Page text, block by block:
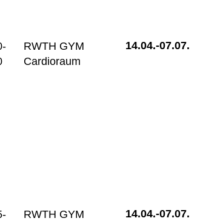
RWTH GYM
Cardioraum
14.04.-07.07.
RWTH GYM
14.04.-07.07.